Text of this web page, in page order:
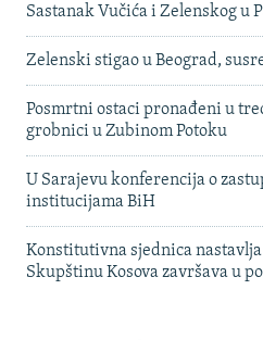
Sastanak Vučića i Zelenskog u
Zelenski stigao u Beograd,
Posmrtni ostaci pronađeni u
grobnici u Zubinom Potoku
U Sarajevu konferencija o
institucijama BiH
Konstitutivna sjednica
Skupštinu Kosova završava u